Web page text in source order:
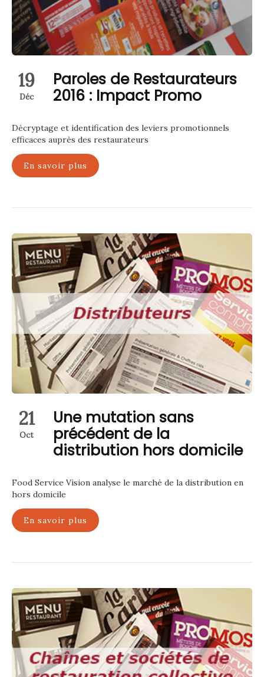
19
Déc
Paroles de Restaurateurs
2016 : Impact Promo
Décryptage et identification des leviers promotionnels
efficaces auprès des restaurateurs
En savoir plus
21
Oct
Une mutation sans
précédent de la
distribution hors domicile
Food Service Vision analyse le marché de la distribution en
hors domicile
En savoir plus